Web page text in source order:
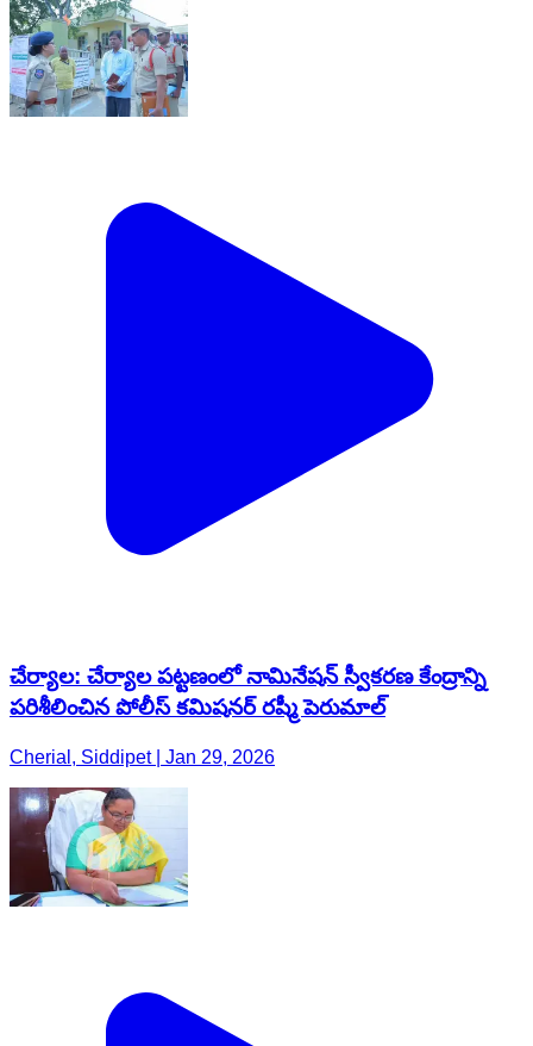
చేర్యాల: చేర్యాల పట్టణంలో నామినేషన్ స్వీకరణ కేంద్రాన్ని
పరిశీలించిన పోలీస్ కమిషనర్ రష్మీ పెరుమాల్
Cherial, Siddipet | Jan 29, 2026